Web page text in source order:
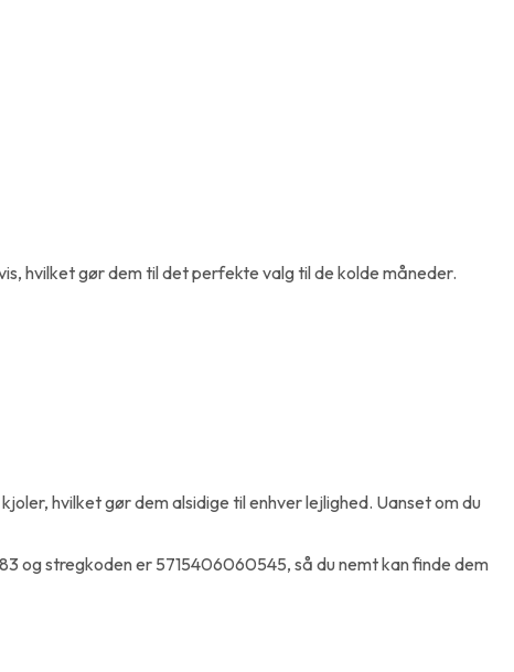
hvilket gør dem til det perfekte valg til de kolde måneder.
hvilket gør dem alsidige til enhver lejlighed. Uanset om du
og stregkoden er 5715406060545, så du nemt kan finde dem